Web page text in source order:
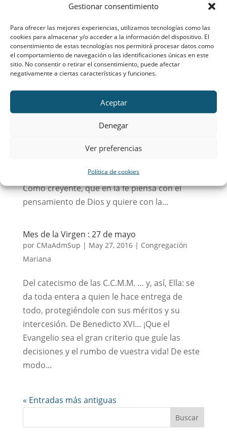
Gestionar consentimiento
Para ofrecer las mejores experiencias, utilizamos tecnologías como las
cookies para almacenar y/o acceder a la información del dispositivo. El
consentimiento de estas tecnologías nos permitirá procesar datos como
el comportamiento de navegación o las identificaciones únicas en este
sitio. No consentir o retirar el consentimiento, puede afectar
negativamente a ciertas características y funciones.
Aceptar
Denegar
Ver preferencias
Política de cookies
las seis notas siguientes: 1. Interior: pues le
profesa un afecto muy particular que ha de
brotar de lo íntimo del corazón. 2. Tierna: pues
pone en Ella toda su confianza. 3....
Del catecismo de las C.C.M.M. … y, así, Ella: hace
de mediadora para con Jesucristo, purificando
que sean gratas a su Hijo. De Benedicto XVI…
Como creyente, que en la fe piensa con el
pensamiento de Dios y quiere con la...
Mes de la Virgen : 27 de mayo
por CMaAdmSup | May 27, 2016| Congregación
Mariana
Del catecismo de las C.C.M.M. … y, así, Ella: se
da toda entera a quien le hace entrega de
todo, protegiéndole con sus méritos y su
intercesión. De Benedicto XVI… ¡Que el
Evangelio sea el gran criterio que guíe las
decisiones y el rumbo de vuestra vida! De este
modo...
« Entradas más antiguas
Buscar